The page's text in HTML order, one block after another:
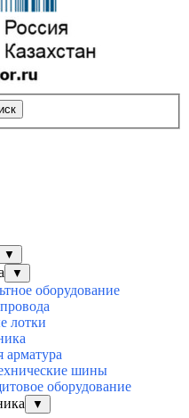
▼
▼
оборудование
лотки
арматура
шины
оборудование
▼